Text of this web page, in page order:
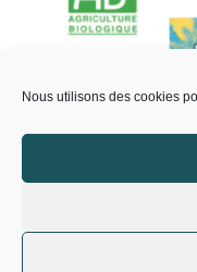
Nous utilisons des cookies